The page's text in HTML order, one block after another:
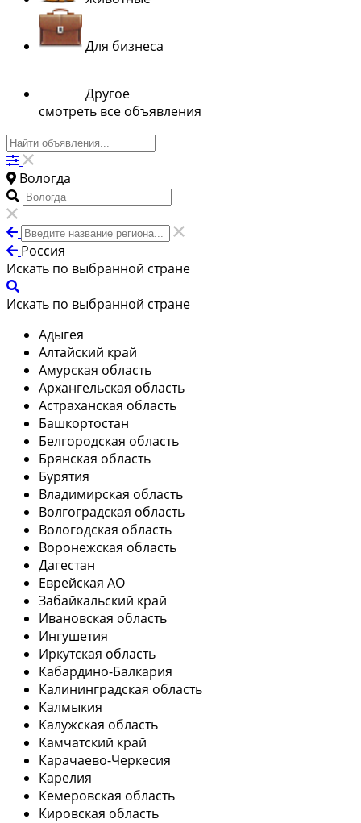
Для бизнеса
Другое
смотреть все объявления
Вологда
Россия
Искать по выбранной стране
Искать по выбранной стране
Адыгея
Алтайский край
Амурская область
Архангельская область
Астраханская область
Башкортостан
Белгородская область
Брянская область
Бурятия
Владимирская область
Волгоградская область
Вологодская область
Воронежская область
Дагестан
Еврейская АО
Забайкальский край
Ивановская область
Ингушетия
Иркутская область
Кабардино-Балкария
Калининградская область
Калмыкия
Калужская область
Камчатский край
Карачаево-Черкесия
Карелия
Кемеровская область
Кировская область